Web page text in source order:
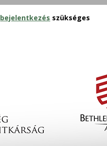
bejelentkezés szükséges